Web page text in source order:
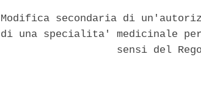
Modifica secondaria di
di una specialita' medicinale
sensi del